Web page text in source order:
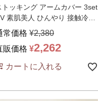
トッキング アームカバー 3set
素肌美人 ひんやり 接触冷感
薄 …
常価格 ¥2,380
販価格 ¥2,262
カートに入れる